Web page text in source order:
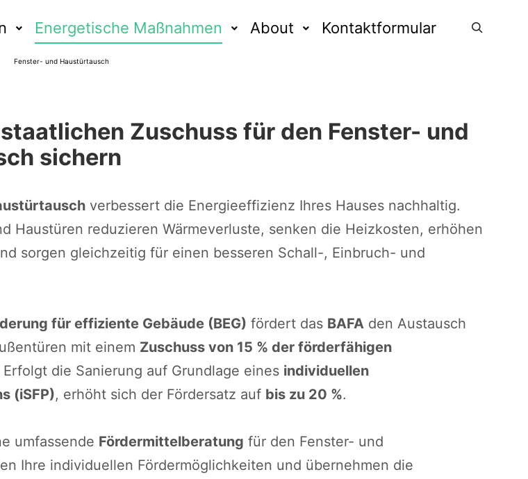
Energetische Maßnahmen About Kontaktformular
Fenster- und Haustürtausch
Zuschuss für den Fenster- und
sichern
verbessert die Energieeffizienz Ihres Hauses nachhaltig.
Haustüren reduzieren Wärmeverluste, senken die Heizkosten, erhöhen
sorgen gleichzeitig für einen besseren Schall-, Einbruch- und
für effiziente Gebäude (BEG) fördert das BAFA den Austausch
mit einem Zuschuss von 15 % der förderfähigen
Erfolgt die Sanierung auf Grundlage eines individuellen
(iSFP), erhöht sich der Fördersatz auf bis zu 20 %.
umfassende Fördermittelberatung für den Fenster- und
Ihre individuellen Fördermöglichkeiten und übernehmen die